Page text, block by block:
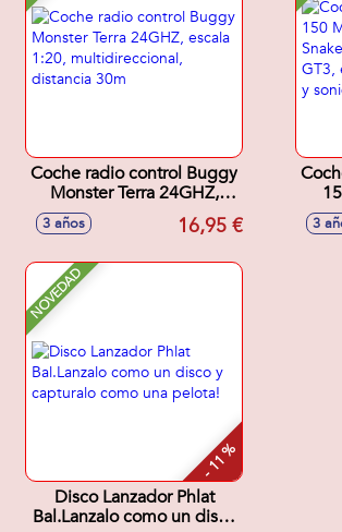
Coche radio control Buggy
Monster Terra 24GHZ,
escala 1:20,
multidireccional, distancia
3 años 16,95 € 3
NOVEDAD
- 11 %
Disco Lanzador Phlat
Bal.Lanzalo como un disco